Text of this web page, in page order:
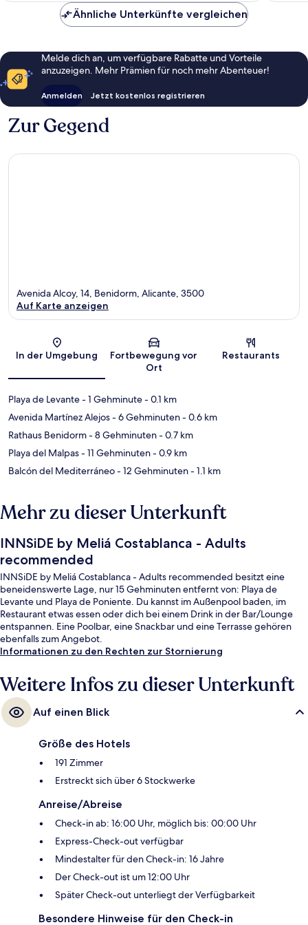
Ähnliche Unterkünfte vergleichen
Melde dich an, um verfügbare Rabatte und Vorteile
anzuzeigen. Mehr Prämien für noch mehr Abenteuer!
Anmelden Jetzt kostenlos registrieren
Zur Gegend
Karte
Avenida Alcoy, 14, Benidorm, Alicante, 3500
Auf Karte anzeigen
In der Umgebung
Fortbewegung vor
Ort
Restaurants
Playa de Levante- 1 Gehminute- 0.1 km
Avenida Martínez Alejos- 6 Gehminuten- 0.6 km
Rathaus Benidorm- 8 Gehminuten- 0.7 km
Playa del Malpas- 11 Gehminuten- 0.9 km
Balcón del Mediterráneo- 12 Gehminuten- 1.1 km
Mehr zu dieser Unterkunft
INNSiDE by Meliá Costablanca - Adults
recommended
INNSiDE by Meliá Costablanca - Adults recommended besitzt eine
beneidenswerte Lage, nur 15 Gehminuten entfernt von: Playa de
Levante und Playa de Poniente. Du kannst im Außenpool baden, im
Restaurant etwas essen oder dich bei einem Drink in der Bar/Lounge
entspannen. Eine Poolbar, eine Snackbar und eine Terrasse gehören
ebenfalls zum Angebot.
Informationen zu den Rechten zur Stornierung
Weitere Infos zu dieser Unterkunft
Auf einen Blick
Größe des Hotels
191 Zimmer
Erstreckt sich über 6 Stockwerke
Anreise/Abreise
Check-in ab: 16:00 Uhr, möglich bis: 00:00 Uhr
Express-Check-out verfügbar
Mindestalter für den Check-in: 16 Jahre
Der Check-out ist um 12:00 Uhr
Später Check-out unterliegt der Verfügbarkeit
Besondere Hinweise für den Check-in